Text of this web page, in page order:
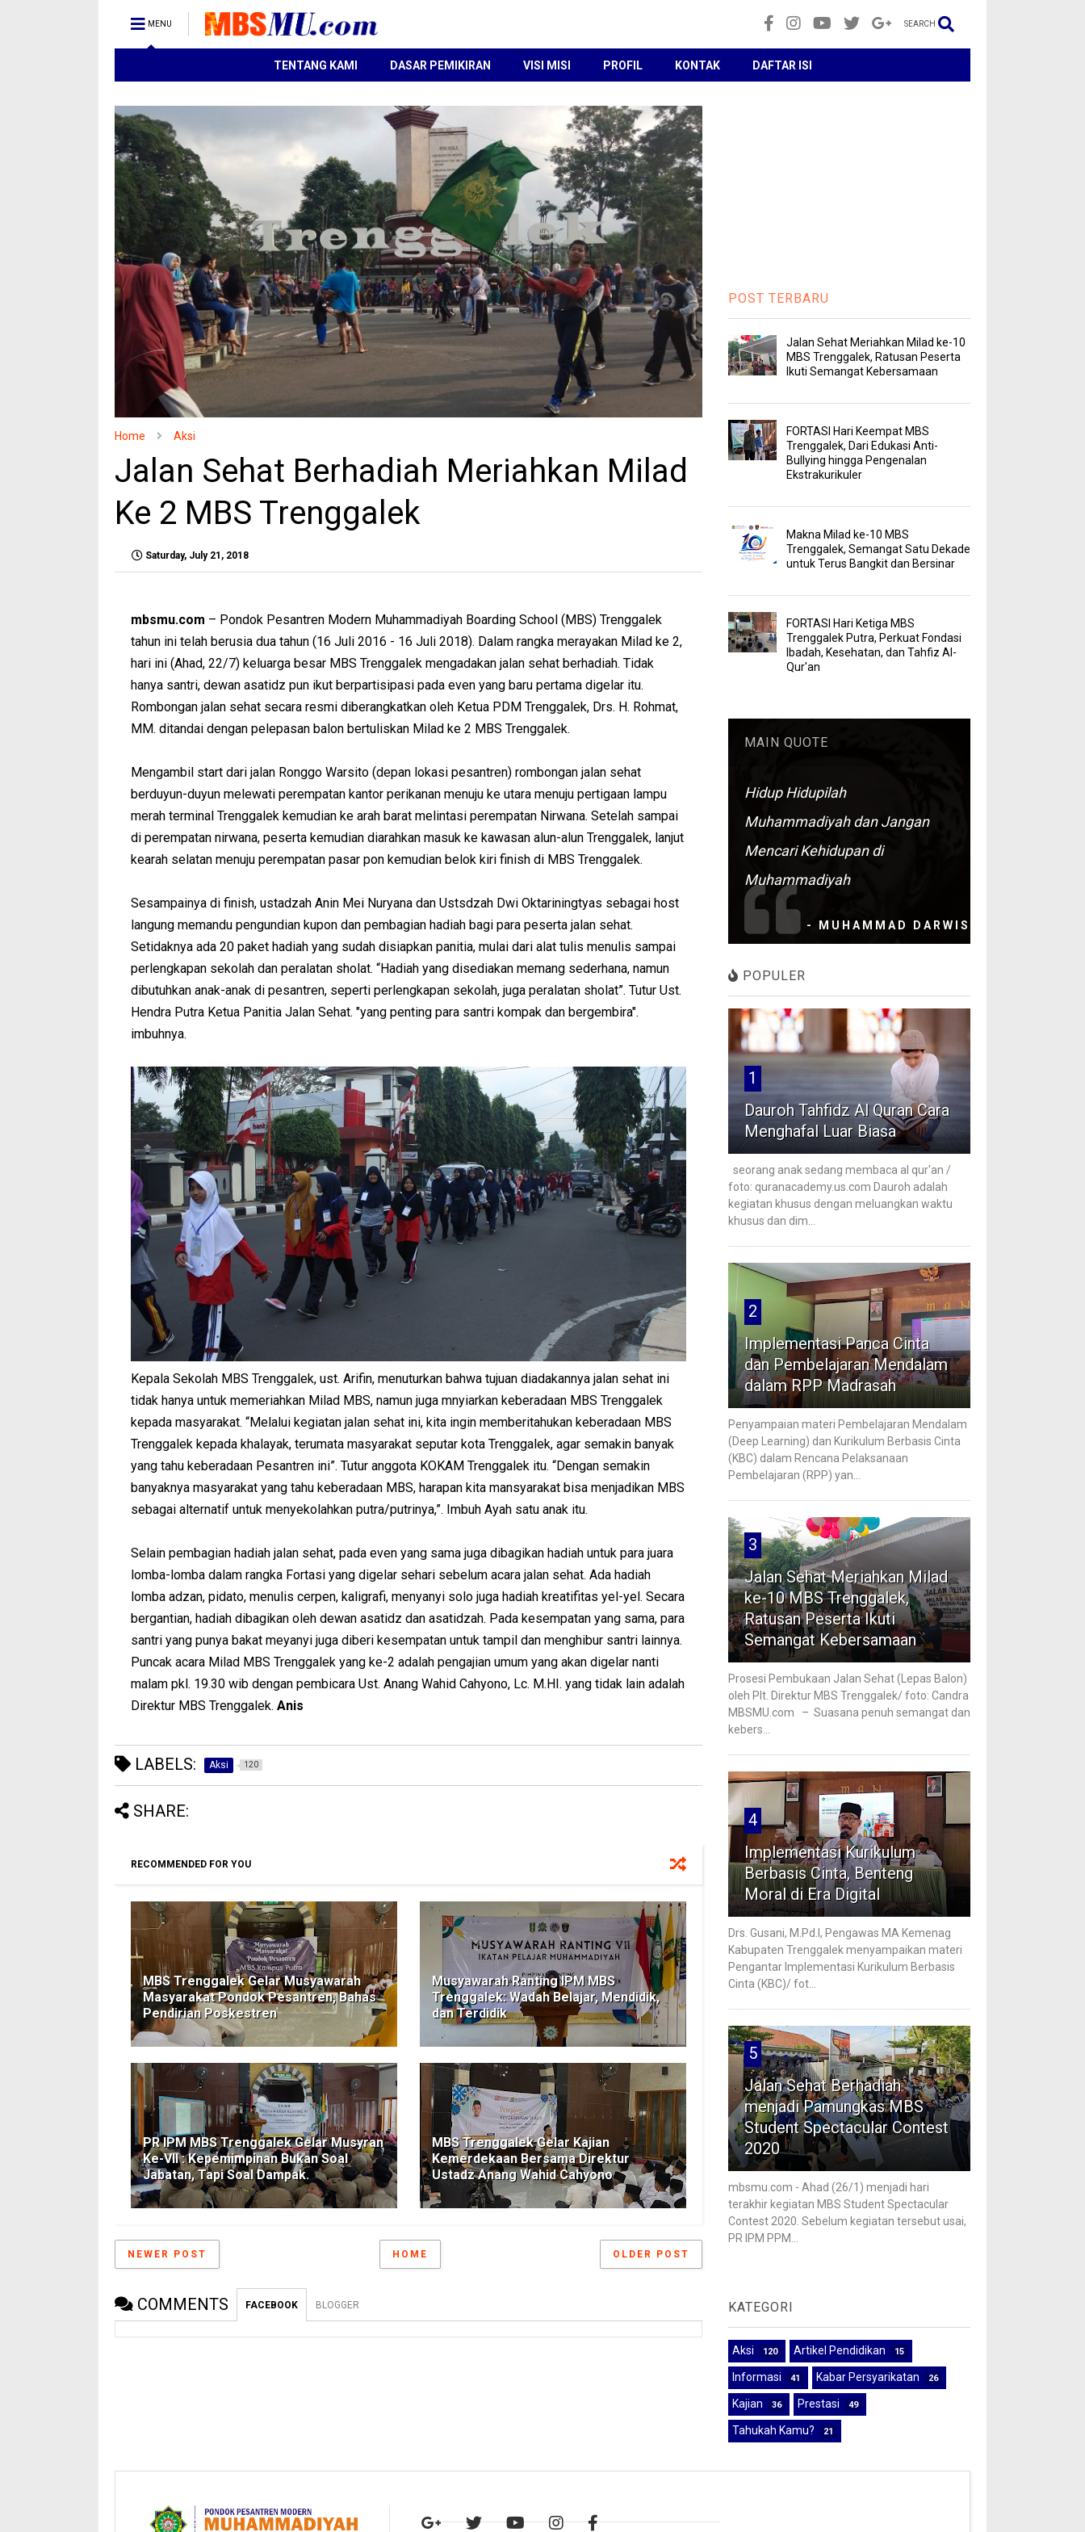
MENU SEARCH
TENTANG KAMI DASAR PEMIKIRAN VISI MISI PROFIL KONTAK DAFTAR ISI
Home Aksi
Jalan Sehat Berhadiah Meriahkan Milad
Ke 2 MBS Trenggalek
Saturday, July 21, 2018
mbsmu.com – Pondok Pesantren Modern Muhammadiyah Boarding School (MBS) Trenggalek
tahun ini telah berusia dua tahun (16 Juli 2016 - 16 Juli 2018). Dalam rangka merayakan Milad ke 2,
hari ini (Ahad, 22/7) keluarga besar MBS Trenggalek mengadakan jalan sehat berhadiah. Tidak
hanya santri, dewan asatidz pun ikut berpartisipasi pada even yang baru pertama digelar itu.
Rombongan jalan sehat secara resmi diberangkatkan oleh Ketua PDM Trenggalek, Drs. H. Rohmat,
MM. ditandai dengan pelepasan balon bertuliskan Milad ke 2 MBS Trenggalek.
Mengambil start dari jalan Ronggo Warsito (depan lokasi pesantren) rombongan jalan sehat
berduyun-duyun melewati perempatan kantor perikanan menuju ke utara menuju pertigaan lampu
merah terminal Trenggalek kemudian ke arah barat melintasi perempatan Nirwana. Setelah sampai
di perempatan nirwana, peserta kemudian diarahkan masuk ke kawasan alun-alun Trenggalek, lanjut
kearah selatan menuju perempatan pasar pon kemudian belok kiri finish di MBS Trenggalek.
Sesampainya di finish, ustadzah Anin Mei Nuryana dan Ustsdzah Dwi Oktariningtyas sebagai host
langung memandu pengundian kupon dan pembagian hadiah bagi para peserta jalan sehat.
Setidaknya ada 20 paket hadiah yang sudah disiapkan panitia, mulai dari alat tulis menulis sampai
perlengkapan sekolah dan peralatan sholat. “Hadiah yang disediakan memang sederhana, namun
dibutuhkan anak-anak di pesantren, seperti perlengkapan sekolah, juga peralatan sholat”. Tutur Ust.
Hendra Putra Ketua Panitia Jalan Sehat. "yang penting para santri kompak dan bergembira".
imbuhnya.
Kepala Sekolah MBS Trenggalek, ust. Arifin, menuturkan bahwa tujuan diadakannya jalan sehat ini
tidak hanya untuk memeriahkan Milad MBS, namun juga mnyiarkan keberadaan MBS Trenggalek
kepada masyarakat. “Melalui kegiatan jalan sehat ini, kita ingin memberitahukan keberadaan MBS
Trenggalek kepada khalayak, terumata masyarakat seputar kota Trenggalek, agar semakin banyak
yang tahu keberadaan Pesantren ini”. Tutur anggota KOKAM Trenggalek itu. “Dengan semakin
banyaknya masyarakat yang tahu keberadaan MBS, harapan kita mansyarakat bisa menjadikan MBS
sebagai alternatif untuk menyekolahkan putra/putrinya,”. Imbuh Ayah satu anak itu.
Selain pembagian hadiah jalan sehat, pada even yang sama juga dibagikan hadiah untuk para juara
lomba-lomba dalam rangka Fortasi yang digelar sehari sebelum acara jalan sehat. Ada hadiah
lomba adzan, pidato, menulis cerpen, kaligrafi, menyanyi solo juga hadiah kreatifitas yel-yel. Secara
bergantian, hadiah dibagikan oleh dewan asatidz dan asatidzah. Pada kesempatan yang sama, para
santri yang punya bakat meyanyi juga diberi kesempatan untuk tampil dan menghibur santri lainnya.
Puncak acara Milad MBS Trenggalek yang ke-2 adalah pengajian umum yang akan digelar nanti
malam pkl. 19.30 wib dengan pembicara Ust. Anang Wahid Cahyono, Lc. M.HI. yang tidak lain adalah
Direktur MBS Trenggalek. Anis
LABELS: Aksi 120
SHARE:
RECOMMENDED FOR YOU
MBS Trenggalek Gelar Musyawarah
Masyarakat Pondok Pesantren, Bahas
Pendirian Poskestren
Musyawarah Ranting IPM MBS
Trenggalek: Wadah Belajar, Mendidik,
dan Terdidik
PR IPM MBS Trenggalek Gelar Musyran
Ke-VII : Kepemimpinan Bukan Soal
Jabatan, Tapi Soal Dampak.
MBS Trenggalek Gelar Kajian
Kemerdekaan Bersama Direktur
Ustadz Anang Wahid Cahyono
NEWER POST OLDER POST
HOME
COMMENTS FACEBOOK BLOGGER
POST TERBARU
Jalan Sehat Meriahkan Milad ke-10
MBS Trenggalek, Ratusan Peserta
Ikuti Semangat Kebersamaan
FORTASI Hari Keempat MBS
Trenggalek, Dari Edukasi Anti-
Bullying hingga Pengenalan
Ekstrakurikuler
Makna Milad ke-10 MBS
Trenggalek, Semangat Satu Dekade
untuk Terus Bangkit dan Bersinar
FORTASI Hari Ketiga MBS
Trenggalek Putra, Perkuat Fondasi
Ibadah, Kesehatan, dan Tahfiz Al-
Qur'an
MAIN QUOTE
Hidup Hidupilah
Muhammadiyah dan Jangan
Mencari Kehidupan di
Muhammadiyah
- MUHAMMAD DARWIS
POPULER
1
Dauroh Tahfidz Al Quran Cara
Menghafal Luar Biasa
seorang anak sedang membaca al qur'an /
foto: quranacademy.us.com Dauroh adalah
kegiatan khusus dengan meluangkan waktu
khusus dan dim...
2
Implementasi Panca Cinta
dan Pembelajaran Mendalam
dalam RPP Madrasah
Penyampaian materi Pembelajaran Mendalam
(Deep Learning) dan Kurikulum Berbasis Cinta
(KBC) dalam Rencana Pelaksanaan
Pembelajaran (RPP) yan...
3
Jalan Sehat Meriahkan Milad
ke-10 MBS Trenggalek,
Ratusan Peserta Ikuti
Semangat Kebersamaan
Prosesi Pembukaan Jalan Sehat (Lepas Balon)
oleh Plt. Direktur MBS Trenggalek/ foto: Candra
MBSMU.com – Suasana penuh semangat dan
kebers...
4
Implementasi Kurikulum
Berbasis Cinta, Benteng
Moral di Era Digital
Drs. Gusani, M.Pd.I, Pengawas MA Kemenag
Kabupaten Trenggalek menyampaikan materi
Pengantar Implementasi Kurikulum Berbasis
Cinta (KBC)/ fot...
5
Jalan Sehat Berhadiah
menjadi Pamungkas MBS
Student Spectacular Contest
2020
mbsmu.com - Ahad (26/1) menjadi hari
terakhir kegiatan MBS Student Spectacular
Contest 2020. Sebelum kegiatan tersebut usai,
PR IPM PPM...
KATEGORI
Aksi 120 Artikel Pendidikan 15
Informasi 41 Kabar Persyarikatan 26
Kajian 36 Prestasi 49
Tahukah Kamu? 21